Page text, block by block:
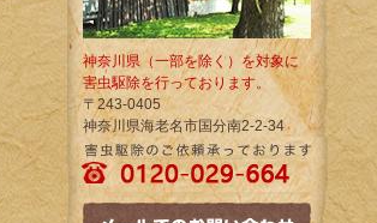
神奈川県（一部を除く）を対象に
害虫駆除を行っております。
〒243-0405
神奈川県海老名市国分南2-2-34